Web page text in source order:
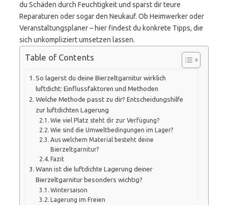
du Schäden durch Feuchtigkeit und sparst dir teure
Reparaturen oder sogar den Neukauf. Ob Heimwerker oder
Veranstaltungsplaner – hier findest du konkrete Tipps, die
sich unkompliziert umsetzen lassen.
Table of Contents
So lagerst du deine Bierzeltgarnitur wirklich
luftdicht: Einflussfaktoren und Methoden
Welche Methode passt zu dir? Entscheidungshilfe
zur luftdichten Lagerung
Wie viel Platz steht dir zur Verfügung?
Wie sind die Umweltbedingungen im Lager?
Aus welchem Material besteht deine
Bierzeltgarnitur?
Fazit
Wann ist die luftdichte Lagerung deiner
Bierzeltgarnitur besonders wichtig?
Wintersaison
Lagerung im Freien